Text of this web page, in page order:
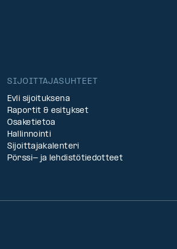
SIJOITTAJASUHTEET
Evli sijoituksena
Raportit & esitykset
Osaketietoa
Hallinnointi
Sijoittajakalenteri
Pörssi- ja lehdistötiedotteet